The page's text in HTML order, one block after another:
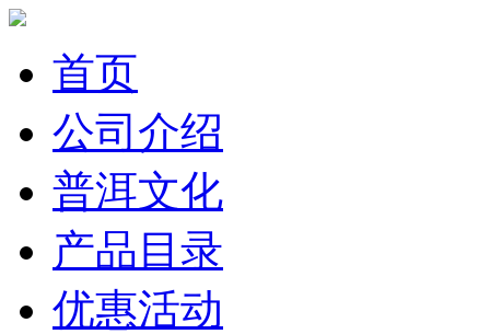
首页
公司介绍
普洱文化
产品目录
优惠活动